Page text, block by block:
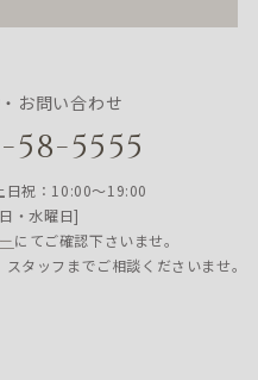
お問い合わせ
5555
祝：10:00〜19:00
・水曜日]
にてご確認下さいませ。
タッフまでご相談くださいませ。